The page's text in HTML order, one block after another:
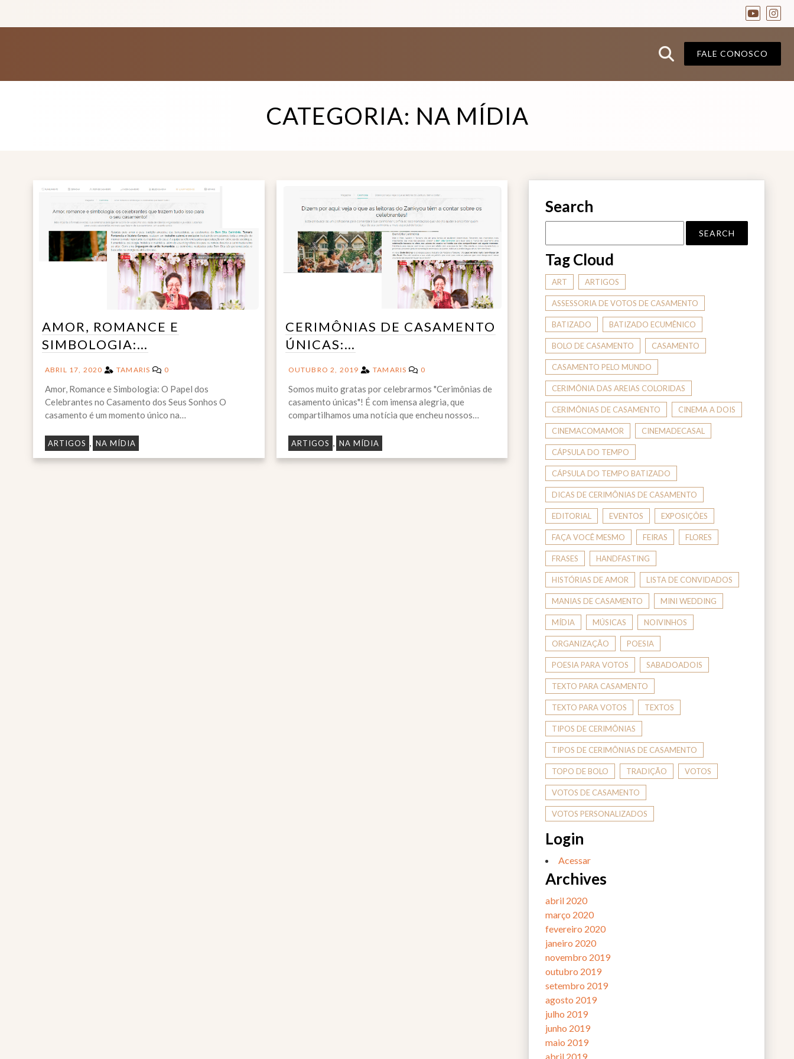
FALE CONOSCO
CATEGORIA: NA MÍDIA
AMOR, ROMANCE E
SIMBOLOGIA:…
ABRIL 17, 2020 TAMARIS 0
Amor, Romance e Simbologia: O Papel dos
Celebrantes no Casamento dos Seus Sonhos O
casamento é um momento único na…
ARTIGOS NA MÍDIA
CERIMÔNIAS DE CASAMENTO
ÚNICAS:…
OUTUBRO 2, 2019 TAMARIS 0
Somos muito gratas por celebrarmos "Cerimônias de
casamento únicas"! É com imensa alegria, que
compartilhamos uma notícia que encheu nossos…
ARTIGOS NA MÍDIA
Search
Tag Cloud
ART ARTIGOS
ASSESSORIA DE VOTOS DE CASAMENTO
BATIZADO BATIZADO ECUMÊNICO
BOLO DE CASAMENTO CASAMENTO
CASAMENTO PELO MUNDO
CERIMÔNIA DAS AREIAS COLORIDAS
CERIMÔNIAS DE CASAMENTO CINEMA A DOIS
CINEMACOMAMOR CINEMADECASAL
CÁPSULA DO TEMPO
CÁPSULA DO TEMPO BATIZADO
DICAS DE CERIMÔNIAS DE CASAMENTO
EDITORIAL EVENTOS EXPOSIÇÕES
FAÇA VOCÊ MESMO FEIRAS FLORES
FRASES HANDFASTING
HISTÓRIAS DE AMOR LISTA DE CONVIDADOS
MANIAS DE CASAMENTO MINI WEDDING
MÍDIA MÚSICAS NOIVINHOS
ORGANIZAÇÃO POESIA
POESIA PARA VOTOS SABADOADOIS
TEXTO PARA CASAMENTO
TEXTO PARA VOTOS TEXTOS
TIPOS DE CERIMÔNIAS
TIPOS DE CERIMÔNIAS DE CASAMENTO
TOPO DE BOLO TRADIÇÃO VOTOS
VOTOS DE CASAMENTO
VOTOS PERSONALIZADOS
Login
Acessar
Archives
abril 2020
março 2020
fevereiro 2020
janeiro 2020
novembro 2019
outubro 2019
setembro 2019
agosto 2019
julho 2019
junho 2019
maio 2019
abril 2019